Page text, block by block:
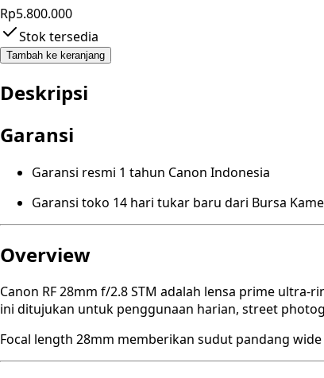
Rp5.800.000
Stok tersedia
Tambah ke keranjang
Deskripsi
Garansi
Garansi resmi 1 tahun Canon Indonesia
Garansi toko 14 hari tukar baru dari Bursa
Overview
Canon RF 28mm f/2.8 STM adalah lensa prime
ini ditujukan untuk penggunaan harian, street
Focal length 28mm memberikan sudut pandang